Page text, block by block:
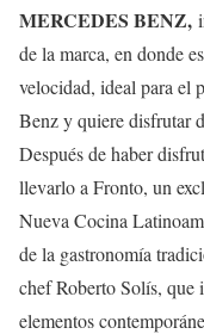
MERCEDES BENZ,
de la marca, en donde
velocidad, ideal para el
Benz y quiere disfrutar
Después de haber
llevarlo a Fronto, un
Nueva Cocina
de la gastronomía
chef Roberto Solís, que
elementos